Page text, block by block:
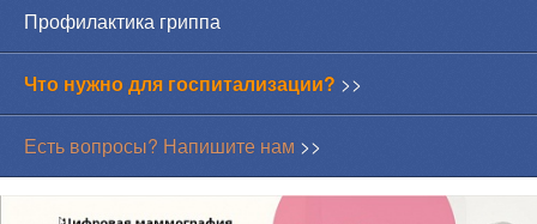
Профилактика гриппа
Что нужно для госпитализации? >>
Есть вопросы? Напишите нам >>